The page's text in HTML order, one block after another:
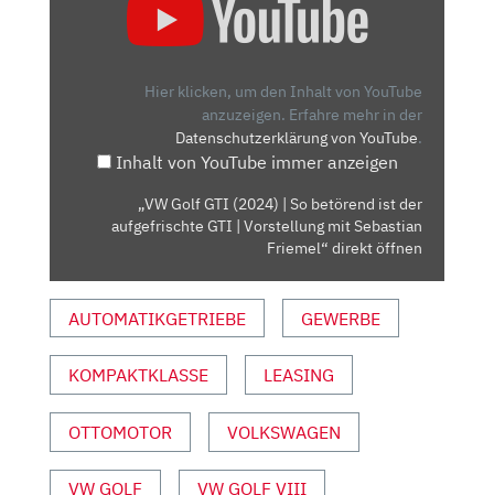
AUFGEFRISCHTE
VORSTELLUNG
MIT
SEBASTIAN
FRIEMEL“
YOUTUBE
ANZEIGEN
Hier klicken, um den Inhalt von YouTube
anzuzeigen. Erfahre mehr in der
Datenschutzerklärung von YouTube.
Inhalt von YouTube immer anzeigen
„VW Golf GTI (2024) | So betörend ist der
aufgefrischte GTI | Vorstellung mit Sebastian
Friemel“ direkt öffnen
AUTOMATIKGETRIEBE GEWERBE
KOMPAKTKLASSE LEASING
OTTOMOTOR VOLKSWAGEN
VW GOLF VW GOLF VIII